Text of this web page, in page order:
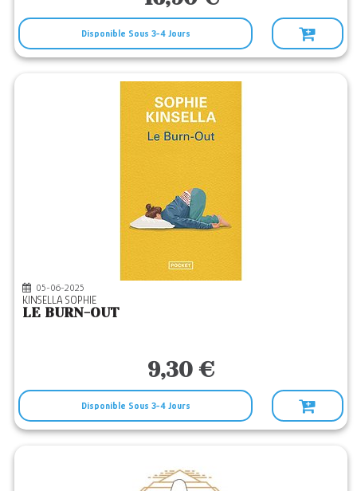
Disponible Sous 3-4 Jours
05-06-2025
KINSELLA SOPHIE
LE BURN-OUT
9,30 €
Disponible Sous 3-4 Jours